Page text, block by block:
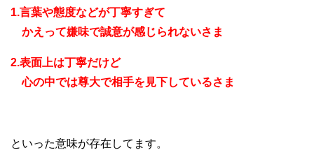
1.言葉や態度などが丁寧すぎて
かえって嫌味で誠意が感じられないさま
2.表面上は丁寧だけど
心の中では尊大で相手を見下しているさま
といった意味が存在してます。